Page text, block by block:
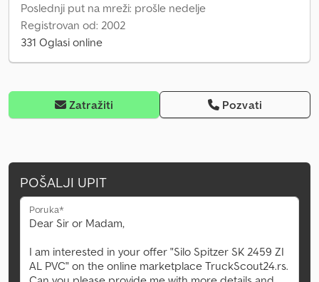
Poslednji put na mreži: prošle nedelje
Registrovan od: 2002
331 Oglasi online
Zatražiti Pozvati
POŠALJI UPIT
Poruka*